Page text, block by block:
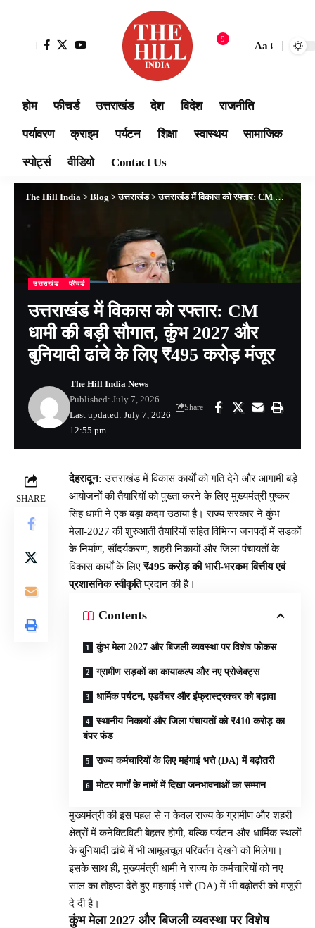
9
Aa
होम फीचर्ड उत्तराखंड देश विदेश राजनीति
पर्यावरण क्राइम पर्यटन शिक्षा स्वास्थय सामाजिक
स्पोर्ट्स वीडियो Contact Us
The Hill India > Blog >उत्तराखंड>उत्तराखंड में विकास को रफ्तार: CM धामी की बड़ी सौगात, कुंभ 2027 और बुनियादी ढांचे के लिए ₹495 करोड़ मंजूर
उत्तराखंड फीचर्ड
उत्तराखंड में विकास को रफ्तार: CM
धामी की बड़ी सौगात, कुंभ 2027 और
बुनियादी ढांचे के लिए ₹495 करोड़ मंजूर
Last updated: July 7, 2026
12:55 pm
The Hill India News
Published: July 7, 2026
Share
SHARE
देहरादून: उत्तराखंड में विकास कार्यों को गति देने और आगामी बड़े
आयोजनों की तैयारियों को पुख्ता करने के लिए मुख्यमंत्री पुष्कर
सिंह धामी ने एक बड़ा कदम उठाया है। राज्य सरकार ने कुंभ
मेला-2027 की शुरुआती तैयारियों सहित विभिन्न जनपदों में सड़कों
के निर्माण, सौंदर्यकरण, शहरी निकायों और जिला पंचायतों के
विकास कार्यों के लिए ₹495 करोड़ की भारी-भरकम वित्तीय एवं
प्रशासनिक स्वीकृतिप्रदान की है।
Contents
कुंभ मेला 2027 और बिजली व्यवस्था पर विशेष फोकस
ग्रामीण सड़कों का कायाकल्प और नए प्रोजेक्ट्स
धार्मिक पर्यटन, एडवेंचर और इंफ्रास्ट्रक्चर को बढ़ावा
स्थानीय निकायों और जिला पंचायतों को ₹410 करोड़ का
बंपर फंड
राज्य कर्मचारियों के लिए महंगाई भत्ते (DA) में बढ़ोतरी
मोटर मार्गों के नामों में दिखा जनभावनाओं का सम्मान
मुख्यमंत्री की इस पहल से न केवल राज्य के ग्रामीण और शहरी
क्षेत्रों में कनेक्टिविटी बेहतर होगी, बल्कि पर्यटन और धार्मिक स्थलों
के बुनियादी ढांचे में भी आमूलचूल परिवर्तन देखने को मिलेगा।
इसके साथ ही, मुख्यमंत्री धामी ने राज्य के कर्मचारियों को नए
साल का तोहफा देते हुए महंगाई भत्ते (DA) में भी बढ़ोतरी को मंजूरी
दे दी है।
कुंभ मेला 2027 और बिजली व्यवस्था पर विशेष